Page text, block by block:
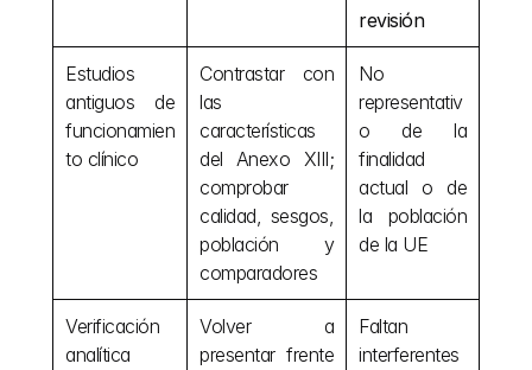
revisión
Estudios
antiguos de
funcionamien
to clínico
Contrastar con
las
características
del Anexo XIII;
comprobar
calidad, sesgos,
población y
comparadores
No
representativ
o de la
finalidad
actual o de
la población
de la UE
Verificación
analítica
Volver a
presentar frente
Faltan
interferentes